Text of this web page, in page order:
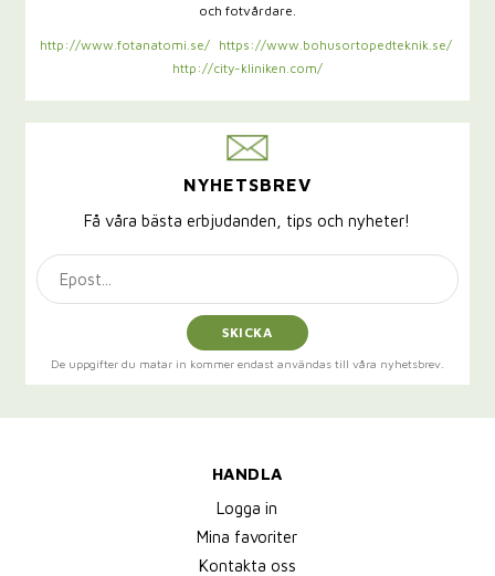
och fotvårdare.
http://www.fotanatomi.se/
https://www.bohusortopedteknik.se/
http://city-kliniken.com/
NYHETSBREV
Få våra bästa erbjudanden, tips och nyheter!
SKICKA
De uppgifter du matar in kommer endast användas till våra nyhetsbrev.
HANDLA
Logga in
Mina favoriter
Kontakta oss